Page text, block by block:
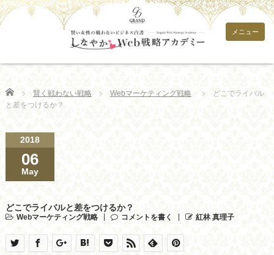
メニュー
Home 賢く戦わない戦略 Webマーケティング戦略
どこでライバル
と差をつけるか？
2018
06
May
どこでライバルと差をつけるか？
Webマーケティング戦略 コメントを書く 紅林 真理子